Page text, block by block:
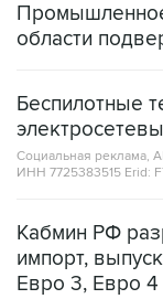
области
Беспилотные
Социальная реклама,
ИНН 7725383515 Erid:
Кабмин РФ
импорт,
Евро 3, Евро 4